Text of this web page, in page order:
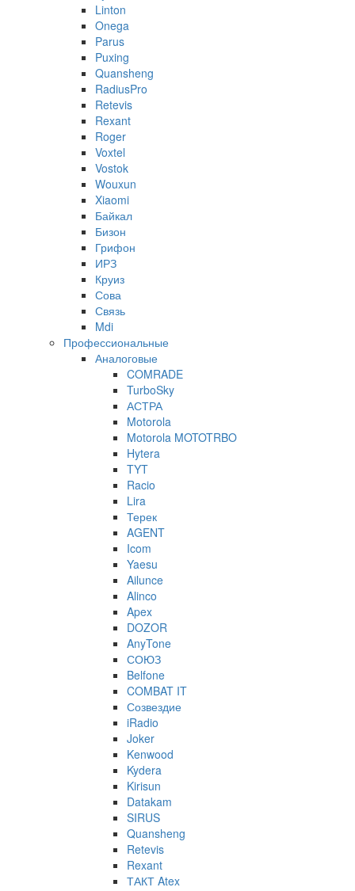
Linton
Onega
Parus
Puxing
Quansheng
RadiusPro
Retevis
Rexant
Roger
Voxtel
Vostok
Wouxun
Xiaomi
Байкал
Бизон
Грифон
ИРЗ
Круиз
Сова
Связь
Mdi
Профессиональные
Аналоговые
COMRADE
TurboSky
АСТРА
Motorola
Motorola MOTOTRBO
Hytera
TYT
Racio
Lira
Терек
AGENT
Icom
Yaesu
Ailunce
Alinco
Apex
DOZOR
AnyTone
СОЮЗ
Belfone
COMBAT IT
Созвездие
iRadio
Joker
Kenwood
Kydera
Kirisun
Datakam
SIRUS
Quansheng
Retevis
Rexant
ТАКТ Atex